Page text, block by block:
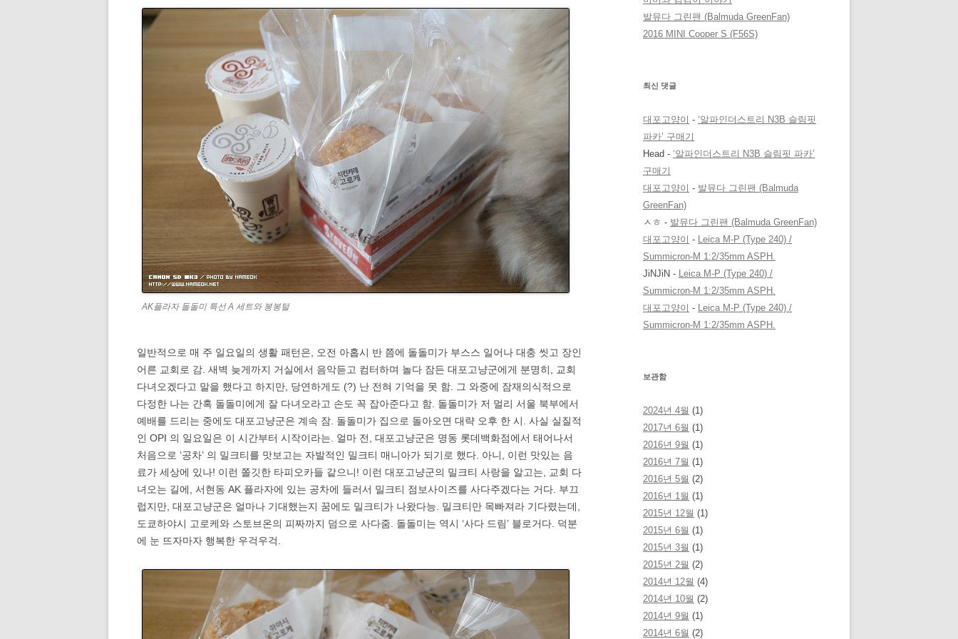
AK플라자 돌돌미 특선 A 세트와 봉봉털
일반적으로 매 주 일요일의 생활 패턴은, 오전 아홉시 반 쯤에 돌돌미가 부스스 일어나 대충 씻고 장인
어른 교회로 감. 새벽 늦게까지 거실에서 음악듣고 컴터하며 놀다 잠든 대포고냥군에게 분명히, 교회
다녀오겠다고 말을 했다고 하지만, 당연하게도 (?) 난 전혀 기억을 못 함. 그 와중에 잠재의식적으로
다정한 나는 간혹 돌돌미에게 잘 다녀오라고 손도 꼭 잡아준다고 함. 돌돌미가 저 멀리 서울 북부에서
예배를 드리는 중에도 대포고냥군은 계속 잠. 돌돌미가 집으로 돌아오면 대략 오후 한 시. 사실 실질적
인 OPI 의 일요일은 이 시간부터 시작이라는. 얼마 전, 대포고냥군은 명동 롯데백화점에서 태어나서
처음으로 ‘공차’ 의 밀크티를 맛보고는 자발적인 밀크티 매니아가 되기로 했다. 아니, 이런 맛있는 음
료가 세상에 있나! 이런 쫄깃한 타피오카들 같으니! 이런 대포고냥군의 밀크티 사랑을 알고는, 교회 다
녀오는 길에, 서현동 AK 플라자에 있는 공차에 들러서 밀크티 점보사이즈를 사다주겠다는 거다. 부끄
럽지만, 대포고냥군은 얼마나 기대했는지 꿈에도 밀크티가 나왔다능. 밀크티만 목빠져라 기다렸는데,
도쿄하야시 고로케와 스토브온의 피짜까지 덤으로 사다줌. 돌돌미는 역시 ‘사다 드림’ 블로거다. 덕분
에 눈 뜨자마자 행복한 우걱우걱.
발뮤다 그린팬 (Balmuda GreenFan)
2016 MINI Cooper S (F56S)
최신 댓글
대포고양이 - ‘알파인더스트리 N3B 슬림핏
파카’ 구매기
Head - ‘알파인더스트리 N3B 슬림핏 파카’
구매기
대포고양이 - 발뮤다 그린팬 (Balmuda
GreenFan)
ㅅㅎ - 발뮤다 그린팬 (Balmuda GreenFan)
대포고양이 - Leica M-P (Type 240) /
Summicron-M 1:2/35mm ASPH.
JiNJiN - Leica M-P (Type 240) /
Summicron-M 1:2/35mm ASPH.
대포고양이 - Leica M-P (Type 240) /
Summicron-M 1:2/35mm ASPH.
보관함
2024년 4월 (1)
2017년 6월 (1)
2016년 9월 (1)
2016년 7월 (1)
2016년 5월 (2)
2016년 1월 (1)
2015년 12월 (1)
2015년 6월 (1)
2015년 3월 (1)
2015년 2월 (2)
2014년 12월 (4)
2014년 10월 (2)
2014년 9월 (1)
2014년 6월 (2)